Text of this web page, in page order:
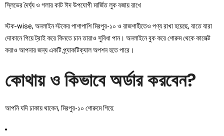
স্লিভের দৈর্ঘ্য ও গলার কাট ঈদ উপযোগী মার্জিত লুক বজায় রাখে
স্টক-wise, অনলাইন স্টকের পাশাপাশি মিরপুর-১০ ও রাজশাহীতেও পণ্য রাখা হয়েছে, যাতে যারা
দোকানে গিয়ে ট্রাই করে কিনতে চান তারাও সুবিধা পান। অনলাইনে বুক করে শোরুম থেকে কালেক্ট
করাও আপনার জন্য একটি প্র্যাকটিক্যাল অপশন হতে পারে।
কোথায় ও কিভাবে অর্ডার করবেন?
আপনি যদি ঢাকায় থাকেন, মিরপুর-১০ শোরুমে গিয়ে: